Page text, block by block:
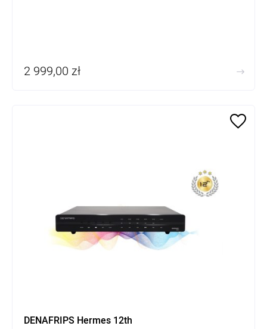
2 999,00 zł
DENAFRIPS Hermes 12th